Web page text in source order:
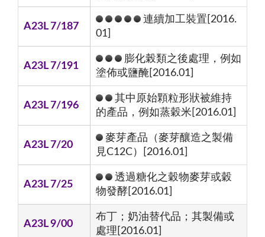
A23L 7/187
連續加工裝置[2016.
01]
A23L 7/191
膨化榖類之後處理，例如
塗佈或鹽醃[2016.01]
A23L 7/196
其中原始顆粒形狀被維持
的產品，例如蒸穀米[2016.01]
A23L 7/20
麥芽產品（麥芽釀造之製備
見C12C）[2016.01]
A23L 7/25
透過糖化之穀物麥芽或穀
物發酵[2016.01]
A23L 9/00
布丁；奶油替代品；其製備或
處理[2016.01]